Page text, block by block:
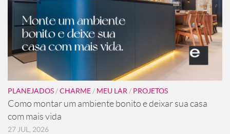
PLANEJADOS /CHARME / MEU LAR / PROJETOS
Como montar um ambiente bonito e deixar sua casa
com mais vida
27 JUL, 2026